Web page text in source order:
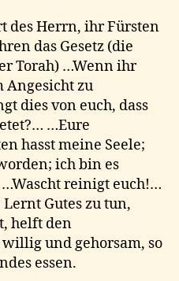
des Herrn, ihr Fürsten
das Gesetz (die
Torah) …Wenn ihr
Angesicht zu
dies von euch, dass
…Eure
hasst meine Seele;
ich bin es
reinigt euch!…
Gutes zu tun,
helft den
und gehorsam, so
essen.